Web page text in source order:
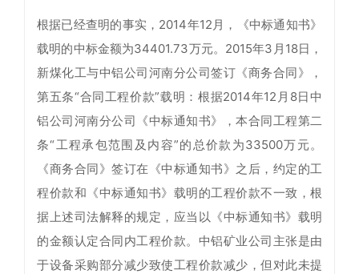
根据已经查明的事实，2014年12月，《中标通知书》
载明的中标金额为34401.73万元。2015年3月18日，
新煤化工与中铝公司河南分公司签订《商务合同》，
第五条“合同工程价款”载明：根据2014年12月8日中
铝公司河南分公司《中标通知书》，本合同工程第二
条“工程承包范围及内容”的总价款为33500万元。
《商务合同》签订在《中标通知书》之后，约定的工
程价款和《中标通知书》载明的工程价款不一致，根
据上述司法解释的规定，应当以《中标通知书》载明
的金额认定合同内工程价款。中铝矿业公司主张是由
于设备采购部分减少致使工程价款减少，但对此未提